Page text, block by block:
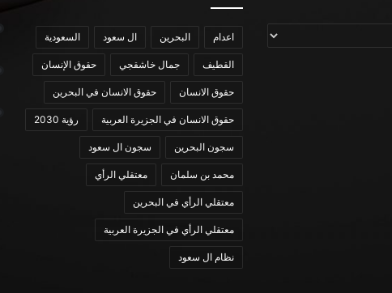
اعدام البحرين ال سعود السعودية
القطيف جمال خاشقجي حقوق الإنسان
حقوق الانسان حقوق الانسان في البحرين
حقوق الانسان في الجزيرة العربية رؤية 2030
سجون البحرين سجون ال سعود
محمد بن سلمان معتقلي الرأي
معتقلي الرأي في البحرين
معتقلي الرأي في الجزيرة العربية
نظام ال سعود